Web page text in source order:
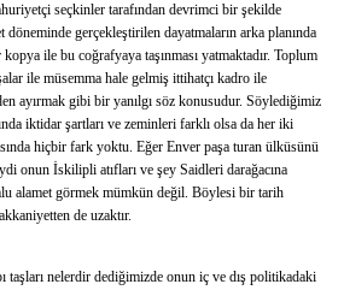
seçkinler tarafından devrimci bir şekilde
gerçekleştirilen dayatmaların arka planında
ile bu coğrafyaya taşınması yatmaktadır. Toplum
ile müsemma hale gelmiş ittihatçı kadro ile
ayırmak gibi bir yanılgı söz konusudur. Söylediğimiz
iktidar şartları ve zeminleri farklı olsa da her iki
hiçbir fark yoktu. Eğer Enver paşa turan ülküsünü
onun İskilipli atıfları ve şey Saidleri darağacına
alamet görmek mümkün değil. Böylesi bir tarih
de uzaktır.
taşları nelerdir dediğimizde onun iç ve dış politikadaki